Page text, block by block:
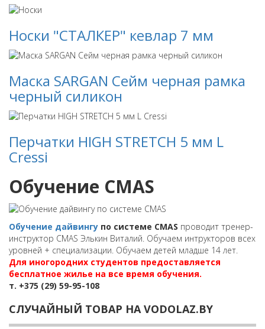
Носки "СТАЛКЕР" кевлар 7 мм
Маска SARGAN Сейм черная рамка
черный силикон
Перчатки HIGH STRETCH 5 мм L
Cressi
Обучение CMAS
Обучение дайвингу по системе CMAS проводит тренер-
инструктор CMAS Элькин Виталий. Обучаем интрукторов всех
уровней + специализации. Обучаем детей младше 14 лет.
Для иногородних студентов предоставляется
бесплатное жилье на все время обучения.
т. +375 (29) 59-95-108
СЛУЧАЙНЫЙ ТОВАР НА VODOLAZ.BY